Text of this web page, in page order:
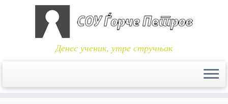
Денес ученик, утре стручњак